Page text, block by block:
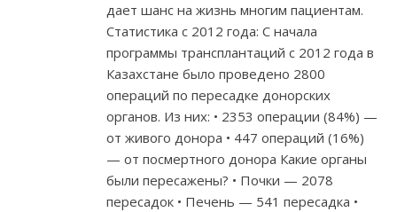
дает шанс на жизнь многим пациентам.
Статистика с 2012 года: С начала
программы трансплантаций с 2012 года в
Казахстане было проведено 2800
операций по пересадке донорских
органов. Из них: • 2353 операции (84%) —
от живого донора • 447 операций (16%)
— от посмертного донора Какие органы
были пересажены? • Почки — 2078
пересадок • Печень — 541 пересадка •